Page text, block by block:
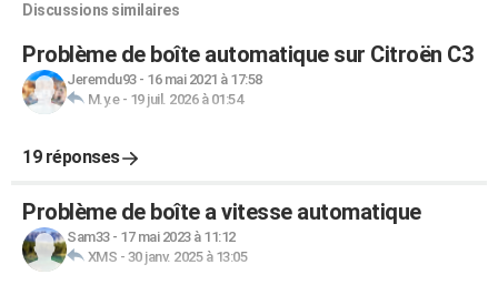
Discussions similaires
Problème de boîte automatique sur Citroën C3
Jeremdu93- 16 mai 2021 à 17:58
M.y.e- 19 juil. 2026 à 01:54
19 réponses
Problème de boîte a vitesse automatique
Sam33- 17 mai 2023 à 11:12
XMS - 30 janv. 2025 à 13:05